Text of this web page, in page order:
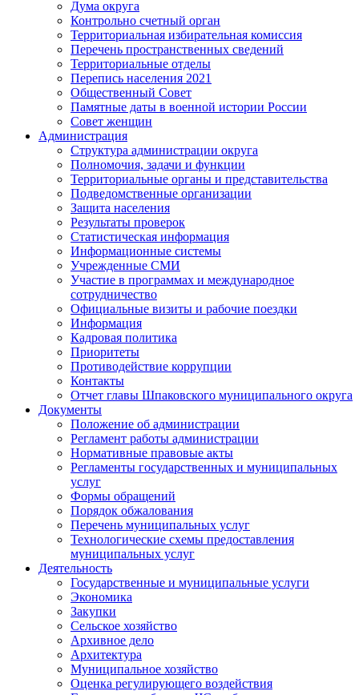
Дума округа
Контрольно счетный орган
Территориальная избирательная комиссия
Перечень пространственных сведений
Территориальные отделы
Перепись населения 2021
Общественный Совет
Памятные даты в военной истории России
Совет женщин
Администрация
Структура администрации округа
Полномочия, задачи и функции
Территориальные органы и представительства
Подведомственные организации
Защита населения
Результаты проверок
Статистическая информация
Информационные системы
Учрежденные СМИ
Участие в программах и международное
сотрудничество
Официальные визиты и рабочие поездки
Информация
Кадровая политика
Приоритеты
Противодействие коррупции
Контакты
Отчет главы Шпаковского муниципального округа
Документы
Положение об администрации
Регламент работы администрации
Нормативные правовые акты
Регламенты государственных и муниципальных
услуг
Формы обращений
Порядок обжалования
Перечень муниципальных услуг
Технологические схемы предоставления
муниципальных услуг
Деятельность
Государственные и муниципальные услуги
Экономика
Закупки
Сельское хозяйство
Архивное дело
Архитектура
Муниципальное хозяйство
Оценка регулирующего воздействия